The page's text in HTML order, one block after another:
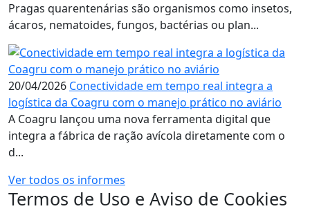
Pragas quarentenárias são organismos como insetos,
ácaros, nematoides, fungos, bactérias ou plan...
20/04/2026 Conectividade em tempo real integra a
logística da Coagru com o manejo prático no aviário
A Coagru lançou uma nova ferramenta digital que
integra a fábrica de ração avícola diretamente com o
d...
Ver todos os informes
Termos de Uso e Aviso de Cookies